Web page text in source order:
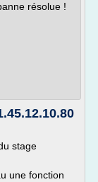
résolue !
stage
une fonction